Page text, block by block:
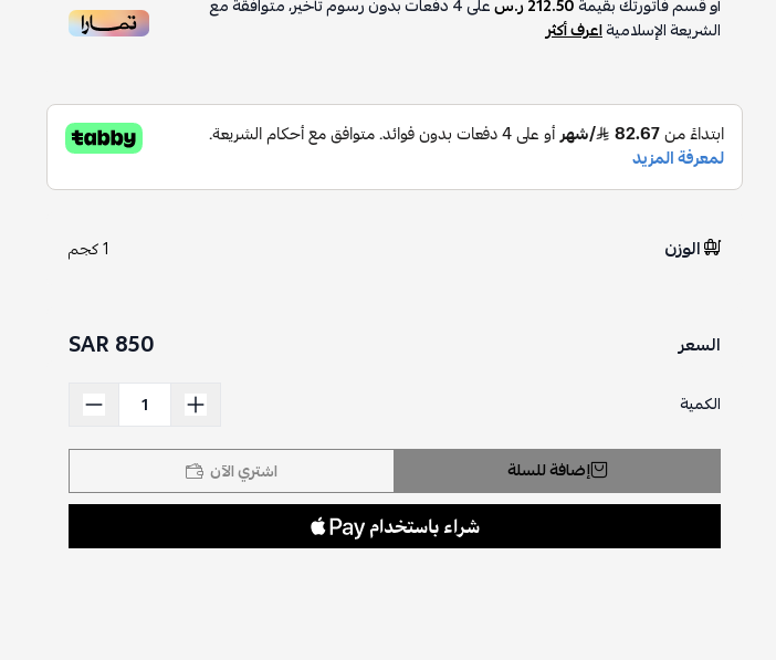
الشريعة الإسلاميةاعرف أكثر
الوزن 1 كجم
السعر 850 SAR
الكمية
إضافة للسلة اشتري الآن